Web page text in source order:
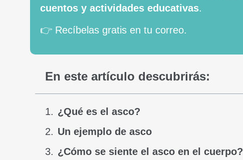
cuentos y actividades educativas.
👉 Recíbelas gratis en tu correo.
En este artículo descubrirás:
¿Qué es el asco?
Un ejemplo de asco
¿Cómo se siente el asco en el cuerpo?